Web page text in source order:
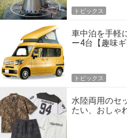
トピックス
車中泊を手軽
ー4台【趣味ギ
トピックス
水陸両用のセ
たい、おしゃ